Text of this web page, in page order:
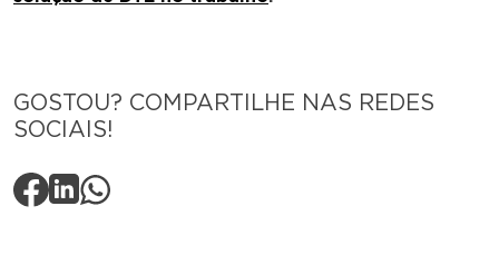
GOSTOU? COMPARTILHE NAS REDES
SOCIAIS!